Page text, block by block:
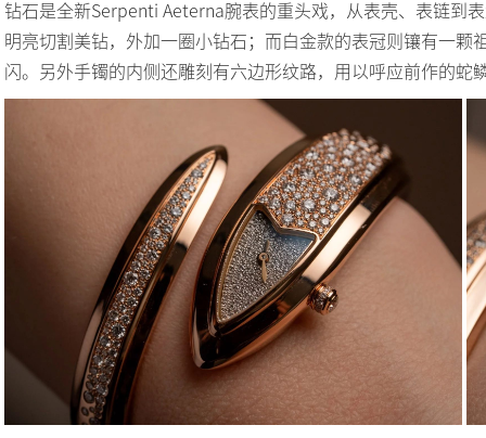
钻石是全新Serpenti Aeterna腕表的重头戏，从表壳、表链到
明亮切割美钻，外加一圈小钻石；而白金款的表冠则镶有一
闪。另外手镯的内侧还雕刻有六边形纹路，用以呼应前作的蛇